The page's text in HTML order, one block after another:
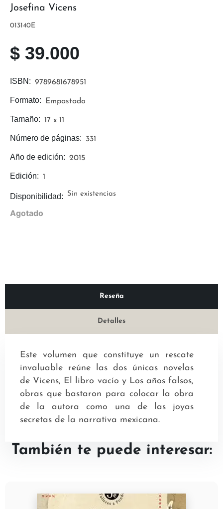
Agotado
Disponibilidad: Sin existencias
Edición: 1
Año de edición: 2015
Número de páginas: 331
Tamaño: 17 x 11
Formato: Empastado
ISBN: 9789681678951
$ 39.000
013140E
Josefina Vicens
Reseña
Detalles
Este volumen que constituye un rescate
invaluable reúne las dos únicas novelas
de Vicens, El libro vacío y Los años falsos,
obras que bastaron para colocar la obra
de la autora como una de las joyas
secretas de la narrativa mexicana.
También te puede interesar: